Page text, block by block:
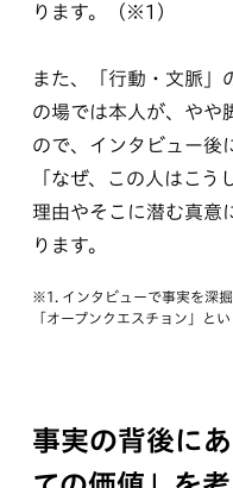
ります。（※1）
また、「行動・文脈」
の場では本人が、やや
ので、インタビュー後
「なぜ、この人はこう
理由やそこに潜む真意
ります。
※1. インタビューで事実を深
「オープンクエスチョン」と
事実の背後に